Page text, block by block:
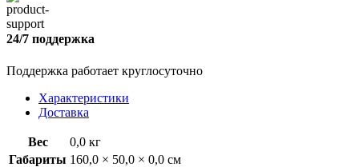
24/7 поддержка
Поддержка работает круглосуточно
Характеристики
Доставка
Вес
0,0 кг
Габариты 160,0 × 50,0 × 0,0 см